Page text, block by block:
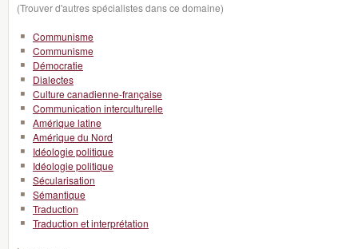
(Trouver d'autres spécialistes dans ce domaine)
Communisme
Communisme
Démocratie
Dialectes
Culture canadienne-française
Communication interculturelle
Amérique latine
Amérique du Nord
Idéologie politique
Idéologie politique
Sécularisation
Sémantique
Traduction
Traduction et interprétation